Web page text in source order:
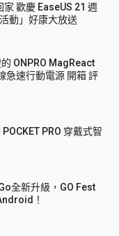
歡慶 EaseUS 21 週
動」好康大放送
ONPRO MagReact
急速行動電源 開箱 評
PRO 穿戴式智
全新升級，GO Fest
！